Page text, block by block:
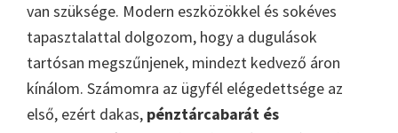
van szüksége. Modern eszközökkel és sokéves
tapasztalattal dolgozom, hogy a dugulások
tartósan megszűnjenek, mindezt kedvező áron
kínálom. Számomra az ügyfél elégedettsége az
első, ezért dakas, pénztárcabarát és